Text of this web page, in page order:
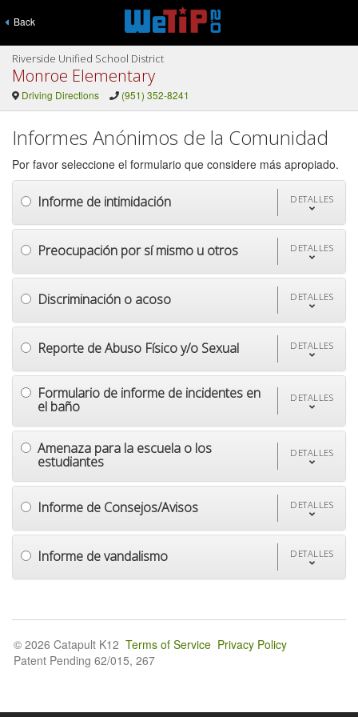
Back
Riverside Unified School District
Monroe Elementary
Driving Directions (951) 352-8241
Informes Anónimos de la Comunidad
Por favor seleccione el formulario que considere más apropiado.
Informe de intimidación DETALLES
Preocupación por sí mismo u otros DETALLES
Discriminación o acoso DETALLES
Reporte de Abuso Físico y/o Sexual DETALLES
Formulario de informe de incidentes en
el baño
DETALLES
Amenaza para la escuela o los
estudiantes
DETALLES
Informe de Consejos/Avisos DETALLES
Informe de vandalismo DETALLES
© 2026 Catapult K12 Terms of Service Privacy Policy
Patent Pending 62/015, 267